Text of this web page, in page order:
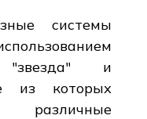
системы
"звезда" и
из которых